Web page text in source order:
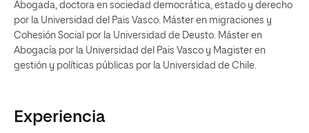
Abogada, doctora en sociedad democrática, estado y derecho
por la Universidad del Pais Vasco. Máster en migraciones y
Cohesión Social por la Universidad de Deusto. Máster en
Abogacía por la Universidad del Pais Vasco y Magister en
gestión y políticas públicas por la Universidad de Chile.
Experiencia